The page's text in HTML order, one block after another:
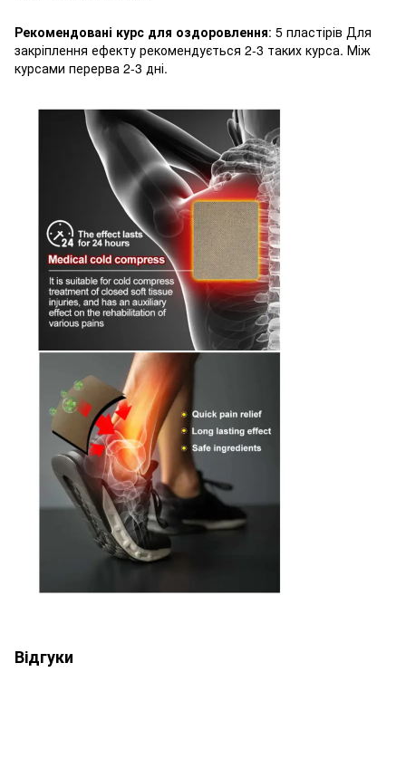
Рекомендовані курс для оздоровлення: 5 пластірів Для
закріплення ефекту рекомендується 2-3 таких курса. Між
курсами перерва 2-3 дні.
Відгуки